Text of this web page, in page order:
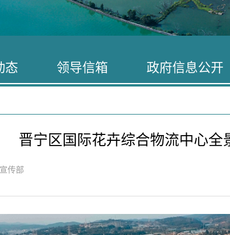
态 领导信箱 政府信息公开
晋宁区国际花卉综合物流中心全
传部